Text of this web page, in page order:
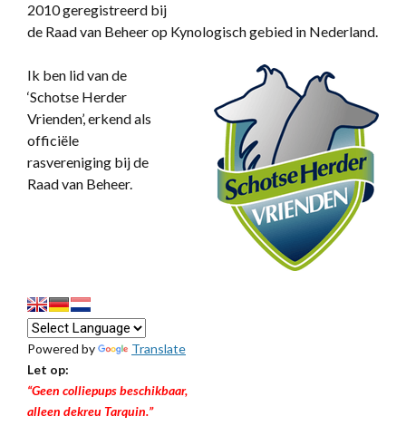
2010 geregistreerd bij
de Raad van Beheer op Kynologisch gebied in Nederland.
Ik ben lid van de
‘Schotse Herder
Vrienden’, erkend als
officiële
rasvereniging bij de
Raad van Beheer.
Powered by
Translate
Let op:
“Geen colliepups beschikbaar,
alleen dekreu Tarquin.”